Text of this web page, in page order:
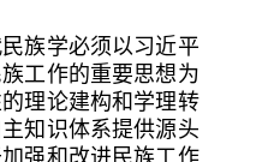
族学必须以习近平
工作的重要思想为
理论建构和学理转
知识体系提供源头
强和改进民族工作